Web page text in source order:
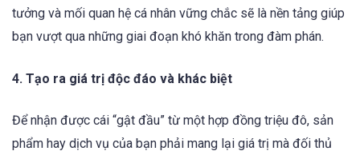
tưởng và mối quan hệ cá nhân vững chắc sẽ là nền tảng giúp
bạn vượt qua những giai đoạn khó khăn trong đàm phán.
4. Tạo ra giá trị độc đáo và khác biệt
Để nhận được cái “gật đầu” từ một hợp đồng triệu đô, sản
phẩm hay dịch vụ của bạn phải mang lại giá trị mà đối thủ